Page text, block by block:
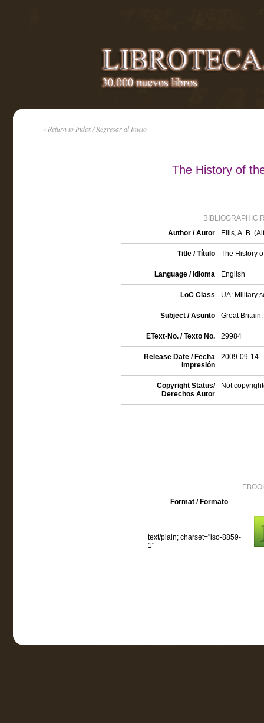
« Return to Index / Regresar al Inicio
The History of
BIBLIOGRAPHIC
Author / Autor
Ellis, A. B.
Title / Título The History
Language / Idioma English
LoC Class UA: Military
Subject / Asunto Great
EText-No. / Texto No. 29984
Release Date / Fecha
impresión
2009-09-14
Copyright Status/
Derechos Autor
Not
Format / Formato
text/plain; charset="iso-8859-
1"